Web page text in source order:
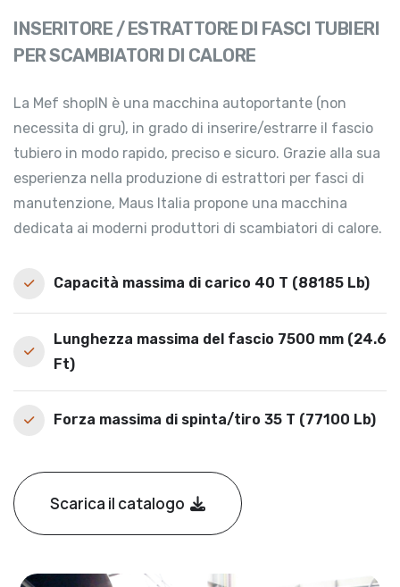
INSERITORE / ESTRATTORE DI FASCI TUBIERI
PER SCAMBIATORI DI CALORE
La Mef shopIN è una macchina autoportante (non
necessita di gru), in grado di inserire/estrarre il fascio
tubiero in modo rapido, preciso e sicuro. Grazie alla sua
esperienza nella produzione di estrattori per fasci di
manutenzione, Maus Italia propone una macchina
dedicata ai moderni produttori di scambiatori di calore.
Capacità massima di carico 40 T (88185 Lb)
Lunghezza massima del fascio 7500 mm (24.6
Ft)
Forza massima di spinta/tiro 35 T (77100 Lb)
Scarica il catalogo